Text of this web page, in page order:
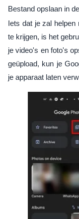
Bestand opslaan in
Iets dat je zal helpen
te krijgen, is het
je video's en foto's
geüpload, kun je
je apparaat laten